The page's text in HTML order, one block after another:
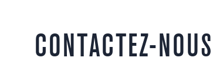
CONTACTEZ-NOUS